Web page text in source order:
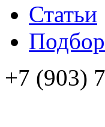
Статьи
+7 (903)